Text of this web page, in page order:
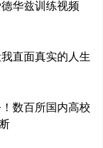
华兹训练视频
直面真实的人生
数百所国内高校